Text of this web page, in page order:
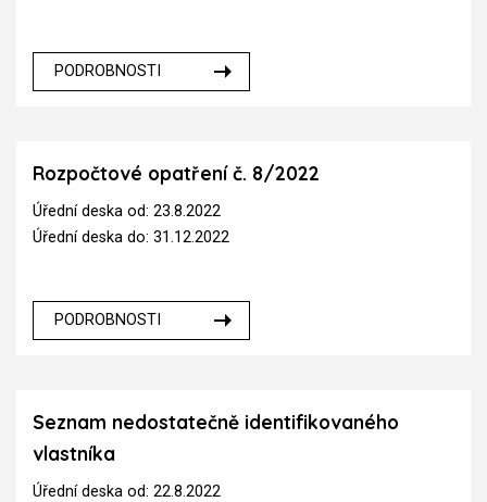
PODROBNOSTI
Rozpočtové opatření č. 8/2022
Úřední deska od: 23.8.2022
Úřední deska do: 31.12.2022
PODROBNOSTI
Seznam nedostatečně identifikovaného
vlastníka
Úřední deska od: 22.8.2022